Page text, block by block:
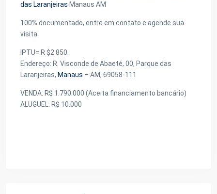
das Laranjeiras Manaus AM
100% documentado, entre em contato e agende sua
visita.
IPTU= R $2.850.
Endereço: R. Visconde de Abaeté, 00, Parque das
Laranjeiras, Manaus – AM, 69058-111
VENDA: R$ 1.790.000 (Aceita financiamento bancário)
ALUGUEL: R$ 10.000